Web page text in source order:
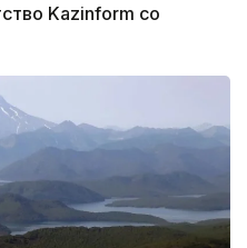
Kazinform со